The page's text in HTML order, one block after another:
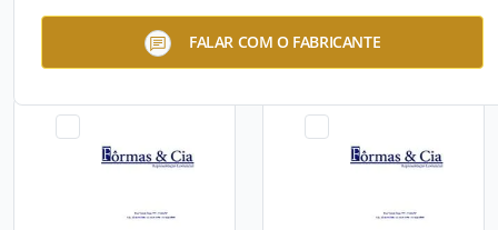
FALAR COM O FABRICANTE
Edificação Provisória em
Cia